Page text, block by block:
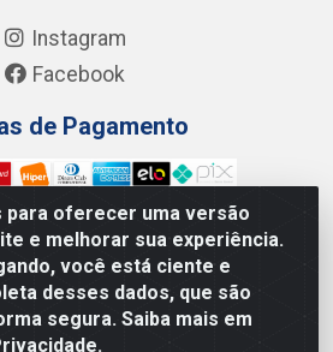
para oferecer uma versão
e melhorar sua experiência.
você está ciente e
desses dados, que são
segura. Saiba mais em
Instagram
Facebook
de Pagamento
Ltda - R. Lineu Anterino
Industrial, Uberlândia - MG CEP
CNPJ: 66.312.653/0001-14